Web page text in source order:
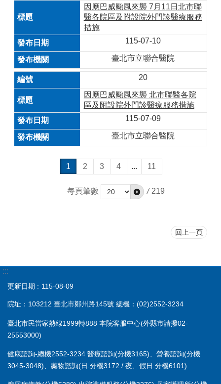
因應巴威颱風來襲 7月11日北市聯
醫各院區及附設院外門診醫療服務
措施
115-07-10
臺北市立聯合醫院
20
因應巴威颱風來襲 北市聯醫各院
區及附設院外門診醫療服務措施
115-07-09
臺北市立聯合醫院
1 2 3 4 ... 11
每頁筆數 / 219
回上一頁
:::
更新日期 115-08-09
院址：103212 臺北市鄭州路145號 總機：(02)2552-3234
臺北市民當家熱線1999轉888 本院客服中心(外縣市請撥02-
25553000)
健康諮詢-總機2552-3234 醫療諮詢(分機3165)、營養諮詢(分機
3045-3048)、藥物諮詢(日:分機3172 / 夜、假日:分機6101)